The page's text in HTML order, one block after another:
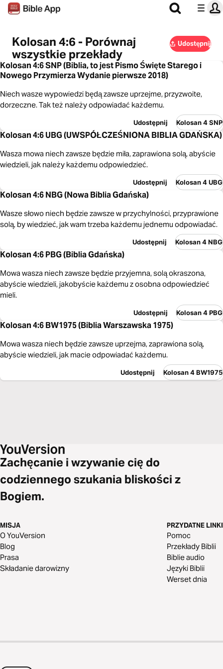
Kolosan 4:6 - Porównaj
wszystkie przekłady
Udostępnij
Kolosan 4:6 SNP (Biblia, to jest Pismo Święte Starego i
Nowego Przymierza Wydanie pierwsze 2018)
Niech wasze wypowiedzi będą zawsze uprzejme, przyzwoite,
dorzeczne. Tak też należy odpowiadać każdemu.
Udostępnij Kolosan 4 SNP
Kolosan 4:6 UBG (UWSPÓŁCZEŚNIONA BIBLIA GDAŃSKA)
Wasza mowa niech zawsze będzie miła, zaprawiona solą, abyście
wiedzieli, jak należy każdemu odpowiedzieć.
Udostępnij Kolosan 4 UBG
Kolosan 4:6 NBG (Nowa Biblia Gdańska)
Wasze słowo niech będzie zawsze w przychylności, przyprawione
solą, by wiedzieć, jak wam trzeba każdemu jednemu odpowiadać.
Udostępnij Kolosan 4 NBG
Kolosan 4:6 PBG (Biblia Gdańska)
Mowa wasza niech zawsze będzie przyjemna, solą okraszona,
abyście wiedzieli, jakobyście każdemu z osobna odpowiedzieć
mieli.
Udostępnij Kolosan 4 PBG
Kolosan 4:6 BW1975 (Biblia Warszawska 1975)
Mowa wasza niech będzie zawsze uprzejma, zaprawiona solą,
abyście wiedzieli, jak macie odpowiadać każdemu.
Udostępnij Kolosan 4 BW1975
Zachęcanie i wzywanie cię do
codziennego szukania bliskości z
Bogiem.
MISJA
O YouVersion
Blog
Prasa
Składanie darowizny
PRZYDATNE LINKI
Pomoc
Przekłady Biblii
Biblie audio
Języki Biblii
Werset dnia